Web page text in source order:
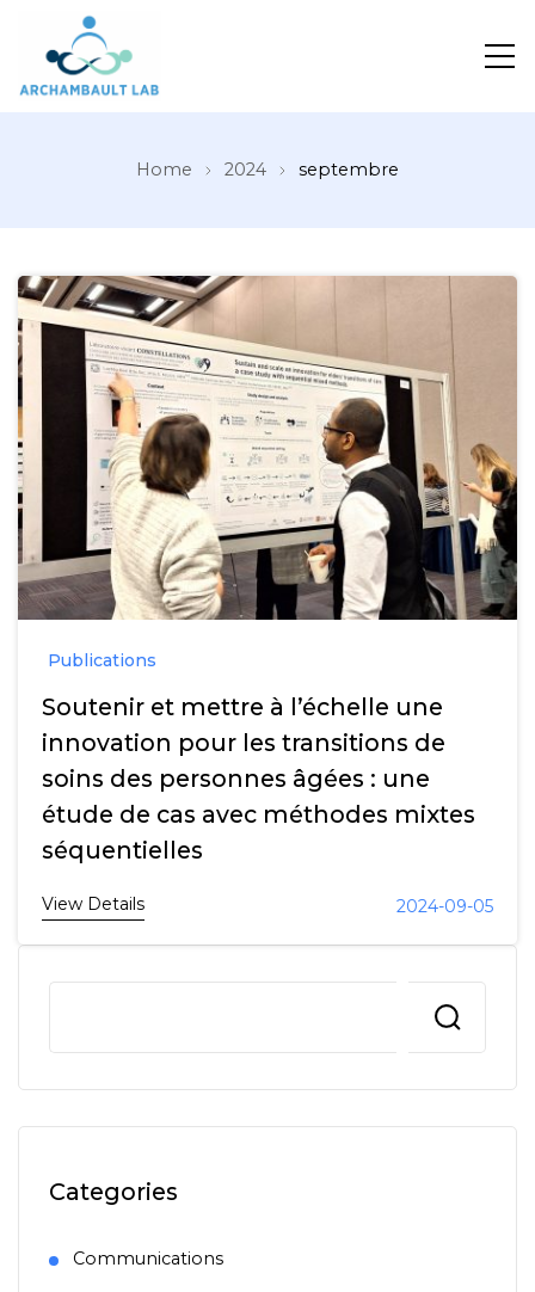
Home 2024 septembre
Publications
Soutenir et mettre à l’échelle une
innovation pour les transitions de
soins des personnes âgées : une
étude de cas avec méthodes mixtes
séquentielles
View Details 2024-09-05
Categories
Communications